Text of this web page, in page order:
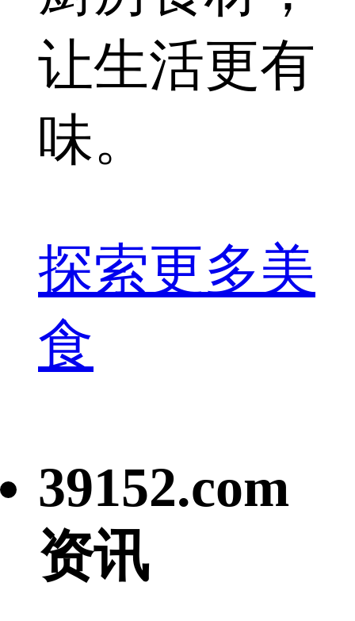
让生活更有
味。
探索更多美
食
39152.com
资讯